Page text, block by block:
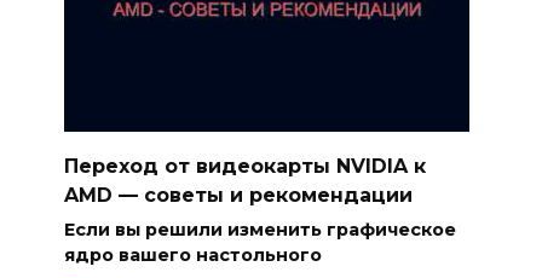
Переход от видеокарты NVIDIA к
AMD — советы и рекомендации
Если вы решили изменить графическое
ядро вашего настольного